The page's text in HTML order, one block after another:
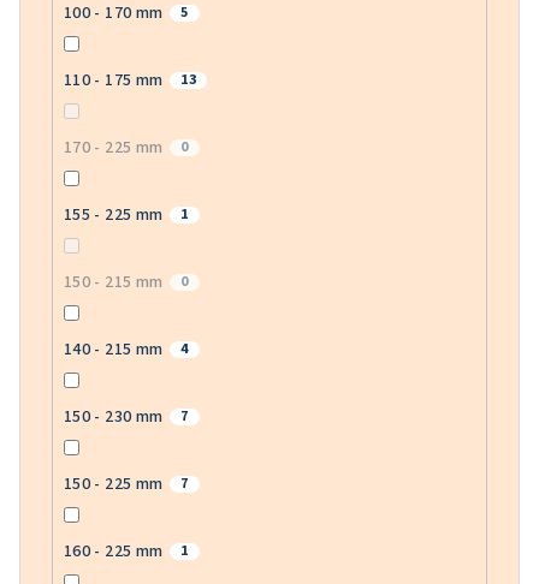
100 - 170 mm 5
110 - 175 mm 13
170 - 225 mm 0
155 - 225 mm 1
150 - 215 mm 0
140 - 215 mm 4
150 - 230 mm 7
150 - 225 mm 7
160 - 225 mm 1